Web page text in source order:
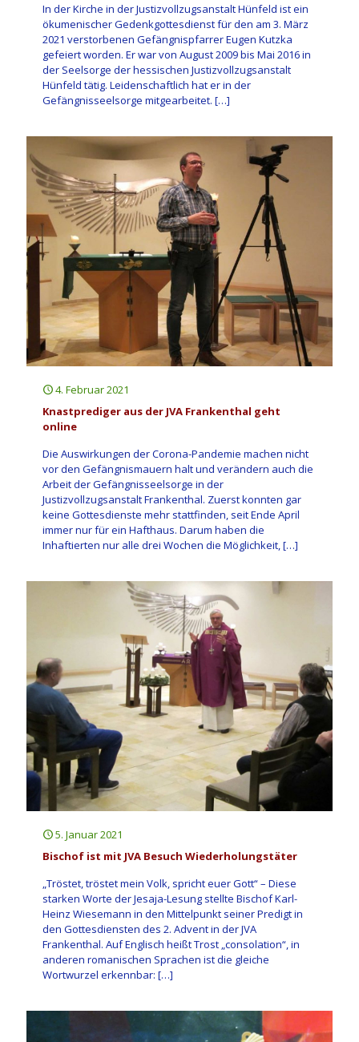
In der Kirche in der Justizvollzugsanstalt Hünfeld ist ein
ökumenischer Gedenkgottesdienst für den am 3. März
2021 verstorbenen Gefängnispfarrer Eugen Kutzka
gefeiert worden. Er war von August 2009 bis Mai 2016 in
der Seelsorge der hessischen Justizvollzugsanstalt
Hünfeld tätig. Leidenschaftlich hat er in der
Gefängnisseelsorge mitgearbeitet. […]
4. Februar 2021
Knastprediger aus der JVA Frankenthal geht
online
Die Auswirkungen der Corona-Pandemie machen nicht
vor den Gefängnismauern halt und verändern auch die
Arbeit der Gefängnisseelsorge in der
Justizvollzugsanstalt Frankenthal. Zuerst konnten gar
keine Gottesdienste mehr stattfinden, seit Ende April
immer nur für ein Hafthaus. Darum haben die
Inhaftierten nur alle drei Wochen die Möglichkeit,[…]
5. Januar 2021
Bischof ist mit JVA Besuch Wiederholungstäter
„Tröstet, tröstet mein Volk, spricht euer Gott“ – Diese
starken Worte der Jesaja-Lesung stellte Bischof Karl-
Heinz Wiesemann in den Mittelpunkt seiner Predigt in
den Gottesdiensten des 2. Advent in der JVA
Frankenthal. Auf Englisch heißt Trost „consolation“, in
anderen romanischen Sprachen ist die gleiche
Wortwurzel erkennbar: […]